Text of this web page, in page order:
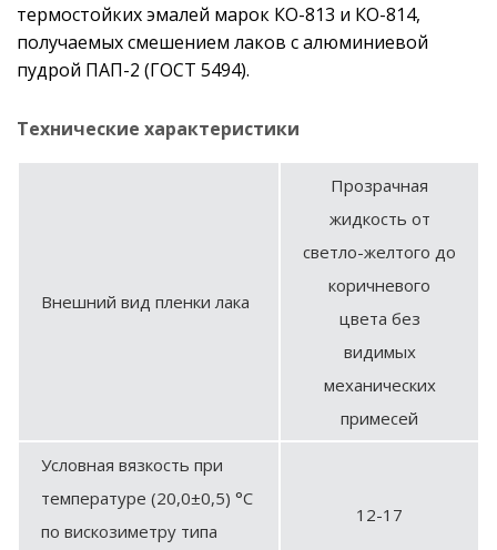
термостойких эмалей марок КО-813 и КО-814,
получаемых смешением лаков с алюминиевой
пудрой ПАП-2 (ГОСТ 5494).
Технические характеристики
Внешний вид пленки лака
Прозрачная
жидкость от
светло-желтого до
коричневого
цвета без
видимых
механических
примесей
Условная вязкость при
температуре (20,0±0,5) °С
по вискозиметру типа
12-17